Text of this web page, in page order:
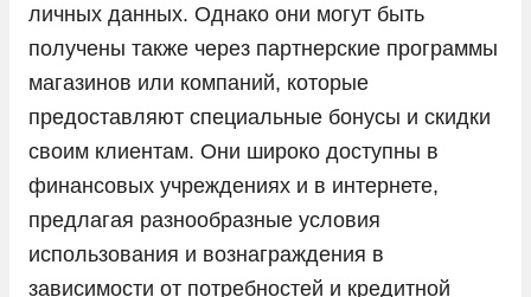
личных данных. Однако они могут быть
получены также через партнерские программы
магазинов или компаний, которые
предоставляют специальные бонусы и скидки
своим клиентам. Они широко доступны в
финансовых учреждениях и в интернете,
предлагая разнообразные условия
использования и вознаграждения в
зависимости от потребностей и кредитной